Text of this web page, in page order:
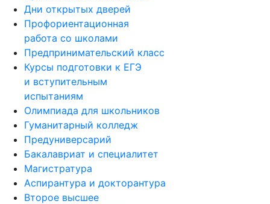
Дни открытых дверей
Профориентационная
работа со школами
Предпринимательский класс
Курсы подготовки к ЕГЭ
и вступительным
испытаниям
Олимпиада для школьников
Гуманитарный колледж
Предуниверсарий
Бакалавриат и специалитет
Магистратура
Аспирантура и докторантура
Второе высшее